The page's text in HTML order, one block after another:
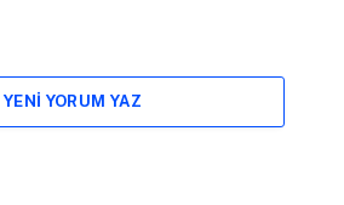
YENI YORUM YAZ